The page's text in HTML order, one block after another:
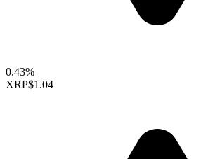
0.43%
XRP$1.04